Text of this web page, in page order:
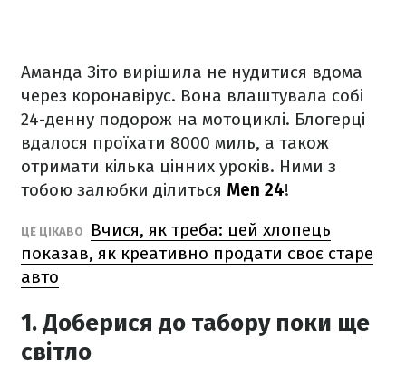
Аманда Зіто вирішила не нудитися вдома
через коронавірус. Вона влаштувала собі
24-денну подорож на мотоциклі. Блогерці
вдалося проїхати 8000 миль, а також
отримати кілька цінних уроків. Ними з
тобою залюбки ділиться Men 24!
ЦЕ ЦІКАВО
Вчися, як треба: цей хлопець
показав, як креативно продати своє старе
авто
1. Доберися до табору поки ще
світло